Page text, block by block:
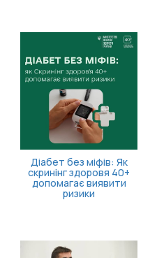
Більше часу на запуск
власної справи!